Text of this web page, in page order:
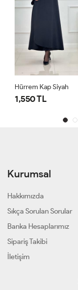
Hürrem Kap Siyah
1,550 TL
Kurumsal
Hakkımızda
Sıkça Sorulan Sorular
Banka Hesaplarımız
Sipariş Takibi
İletişim